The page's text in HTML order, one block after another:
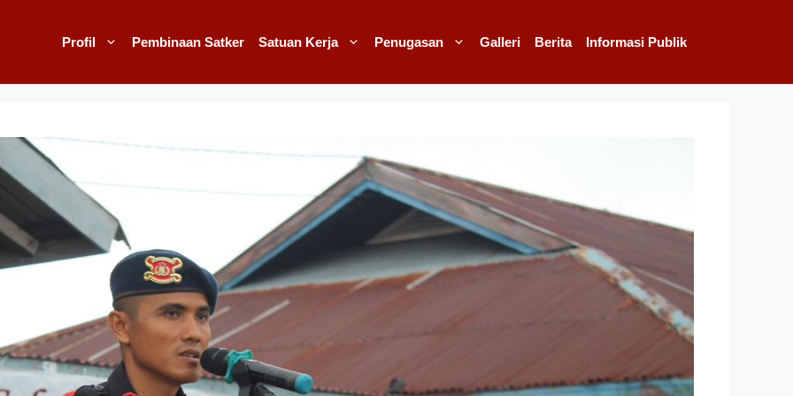
Profil Pembinaan Satker Satuan Kerja Penugasan Galleri Berita Informasi Publik